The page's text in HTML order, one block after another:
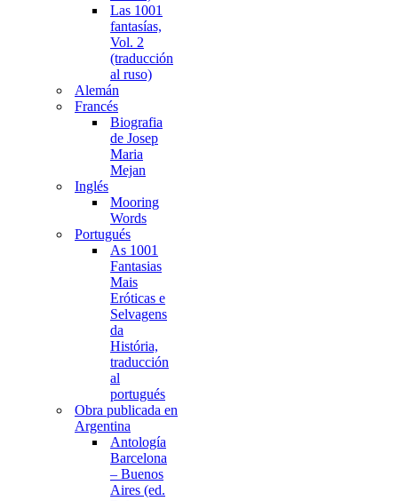
Las 1001
fantasías,
Vol. 2
(traducción
al ruso)
Alemán
Francés
Biografia
de Josep
Maria
Mejan
Inglés
Mooring
Words
Portugués
As 1001
Fantasias
Mais
Eróticas e
Selvagens
da
História,
traducción
al
portugués
Obra publicada en
Argentina
Antología
Barcelona
– Buenos
Aires (ed.